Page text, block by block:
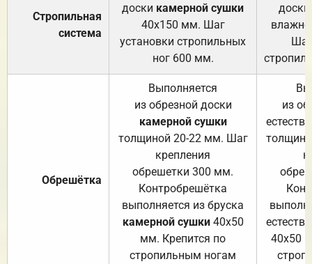
Стропильная
система
доски камерной сушки
40х150 мм. Шаг
установки стропильных
ног 600 мм.
доски
Обрешётка
Выполняется
из обрезной доски
камерной сушки
толщиной 20-22 мм. Шаг
крепления
обрешетки 300 мм.
Контробрешётка
выполняется из бруска
камерной сушки40х50
мм. Крепится по
стропильным ногам
из
40х50